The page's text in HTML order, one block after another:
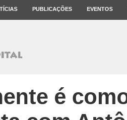
PUBLICAÇÕES EVENTOS
é